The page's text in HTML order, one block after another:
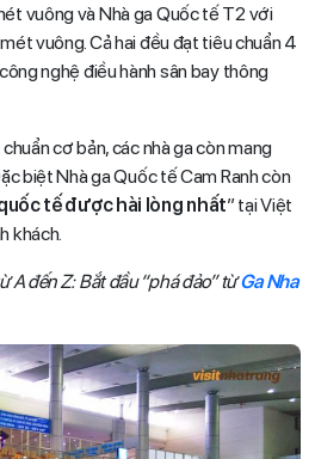
vuông và Nhà ga Quốc tế T2 với
vuông. Cả hai đều đạt tiêu chuẩn 4
nghệ điều hành sân bay thông
cơ bản, các nhà ga còn mang
biệt Nhà ga Quốc tế Cam Ranh còn
tế được hài lòng nhất” tại Việt
khách.
A đến Z: Bắt đầu “phá đảo” từGa Nha